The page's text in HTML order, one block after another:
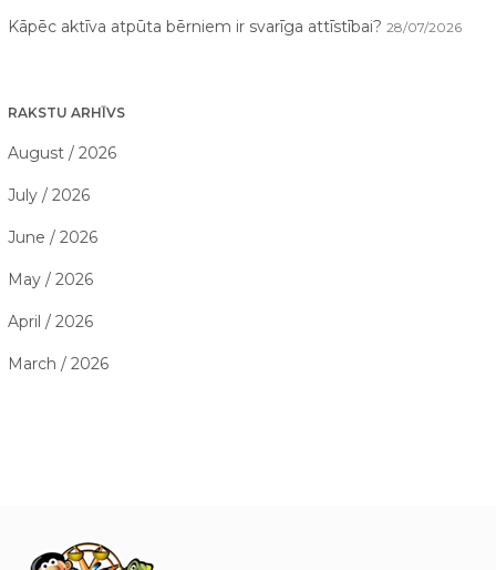
Kāpēc aktīva atpūta bērniem ir svarīga attīstībai? 28/07/2026
RAKSTU ARHĪVS
August / 2026
July / 2026
June / 2026
May / 2026
April / 2026
March / 2026